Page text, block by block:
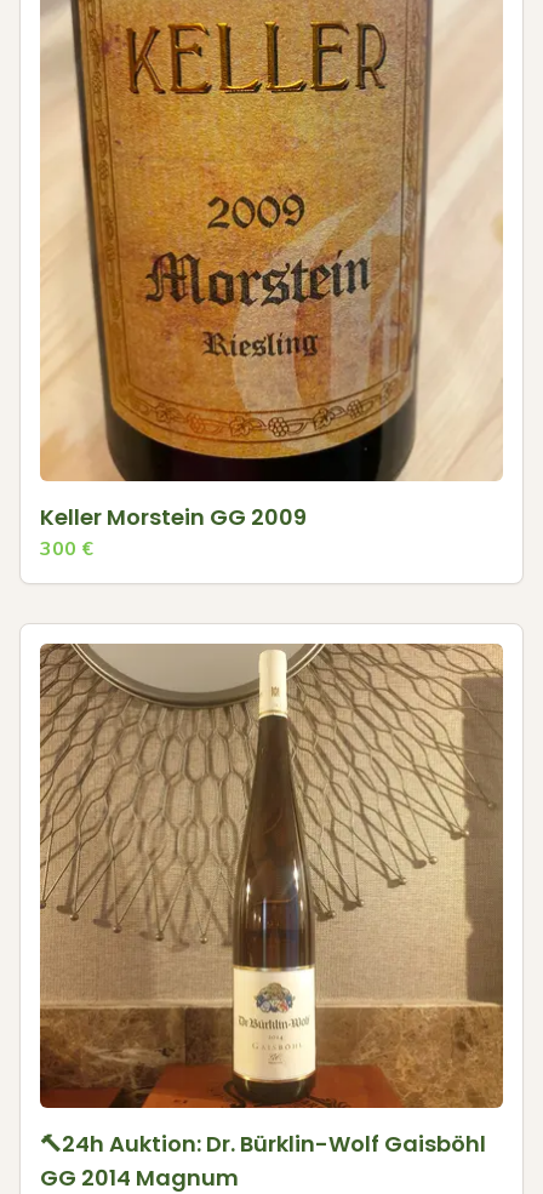
Keller Morstein GG 2009
300 €
🔨24h Auktion: Dr. Bürklin-Wolf Gaisböhl
GG 2014 Magnum